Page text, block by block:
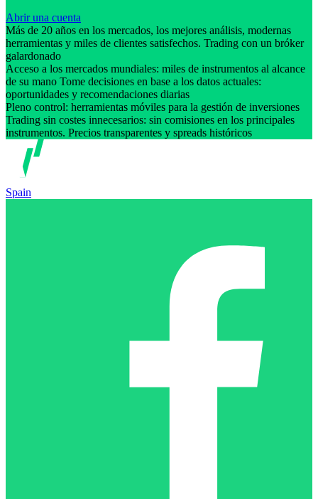
Abrir una cuenta
Más de 20 años en los mercados, los mejores análisis, modernas
herramientas y miles de clientes satisfechos. Trading con un bróker
galardonado
Acceso a los mercados mundiales: miles de instrumentos al alcance
de su mano Tome decisiones en base a los datos actuales:
oportunidades y recomendaciones diarias
Pleno control: herramientas móviles para la gestión de inversiones
Trading sin costes innecesarios: sin comisiones en los principales
instrumentos. Precios transparentes y spreads históricos
Spain